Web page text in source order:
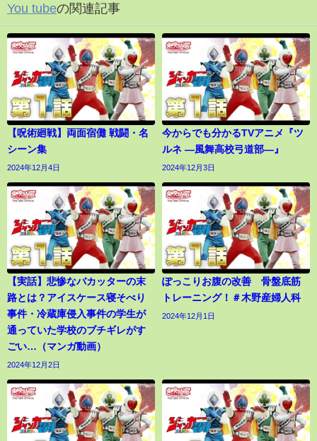
You tubeの関連記事
【呪術廻戦】両面宿儺 戦闘・名
シーン集
2024年12月4日
今からでも分かるTVアニメ『ツ
ルネ ―風舞高校弓道部―』
2024年12月3日
【実話】悲惨なバカッターの末
路とは？アイスケース寝そべり
事件・冷蔵庫侵入事件の学生が
通っていた学校のブチギレがす
ごい…（マンガ動画）
2024年12月2日
ぽっこりお腹の改善 骨盤底筋
トレーニング！＃木野産婦人科
2024年12月1日